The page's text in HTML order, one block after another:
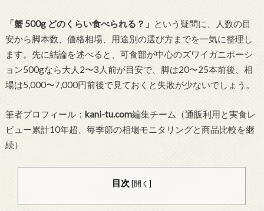
「蟹 500g どのくらい食べられる？」 という疑問に、人数の目
安から脚本数、価格相場、用途別の選び方までを一気に整理し
ます。先に結論を述べると、可食部が中心のズワイガニポーシ
ョン500gなら大人2〜3人前が目安で、脚は20〜25本前後、相
場は5,000〜7,000円前後で見ておくと失敗が少ないでしょう。
筆者プロフィール： kani-tu.com編集チーム（通販利用と実食レ
ビュー累計10年超、毎季節の相場モニタリングと商品比較を継
続）
目次 [開く]